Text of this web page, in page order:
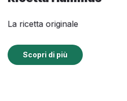
La ricetta originale
Scopri di più